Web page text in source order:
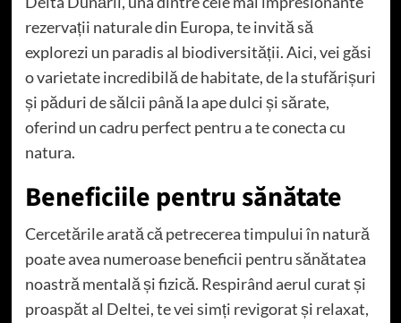
rezervații naturale din Europa, te invită să
explorezi un paradis al biodiversității. Aici, vei găsi
o varietate incredibilă de habitate, de la stufărișuri
și păduri de sălcii până la ape dulci și sărate,
oferind un cadru perfect pentru a te conecta cu
natura.
Beneficiile pentru sănătate
Cercetările arată că petrecerea timpului în natură
poate avea numeroase beneficii pentru sănătatea
noastră mentală și fizică. Respirând aerul curat și
proaspăt al Deltei, te vei simți revigorat și relaxat,